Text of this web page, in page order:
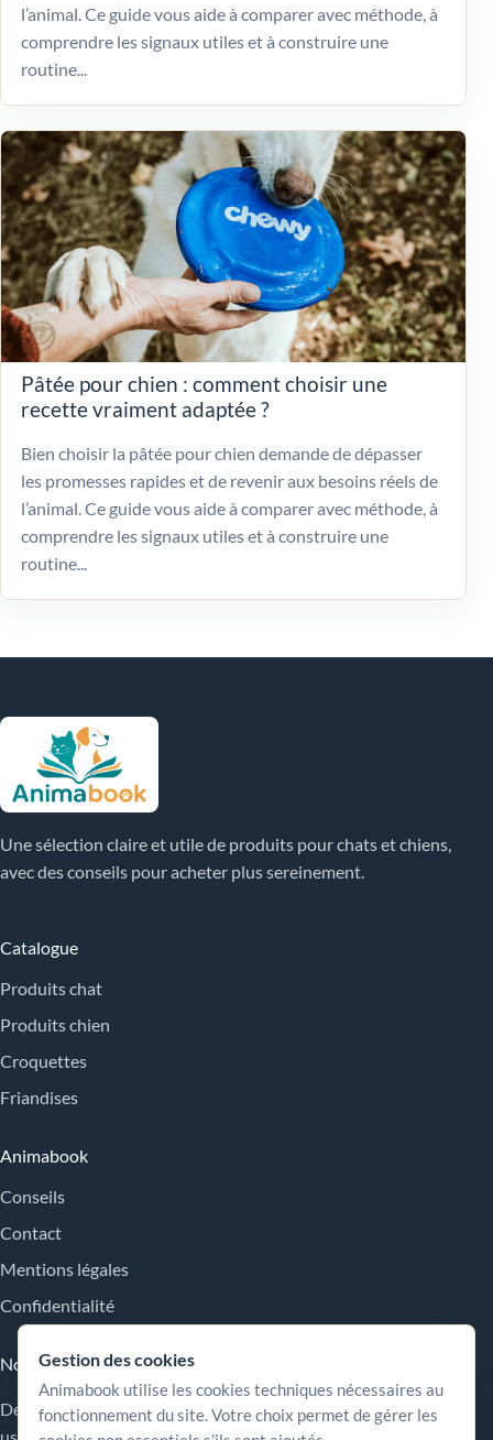
l’animal. Ce guide vous aide à comparer avec méthode, à
comprendre les signaux utiles et à construire une
routine...
Pâtée pour chien : comment choisir une
recette vraiment adaptée ?
Bien choisir la pâtée pour chien demande de dépasser
les promesses rapides et de revenir aux besoins réels de
l’animal. Ce guide vous aide à comparer avec méthode, à
comprendre les signaux utiles et à construire une
routine...
Une sélection claire et utile de produits pour chats et chiens,
avec des conseils pour acheter plus sereinement.
Catalogue
Produits chat
Produits chien
Croquettes
Friandises
Animabook
Conseils
Contact
Mentions légales
Confidentialité
Nos engagements
Des repères simples pour comparer les offres, comprendre les
usages et choisir plus sereinement.
Gestion des cookies
Animabook utilise les cookies techniques nécessaires au
fonctionnement du site. Votre choix permet de gérer les